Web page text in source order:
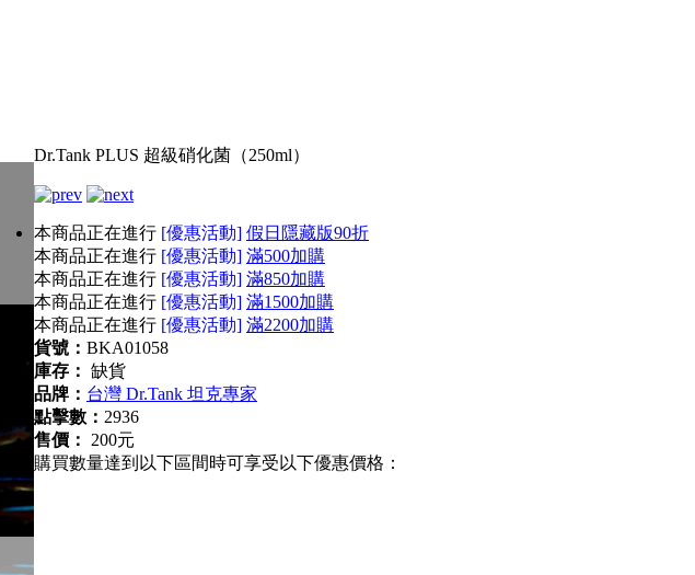
Dr.Tank PLUS 超級硝化菌（250ml）
本商品正在進行 [優惠活動] 假日隱藏版90折
本商品正在進行 [優惠活動] 滿500加購
本商品正在進行 [優惠活動] 滿850加購
本商品正在進行 [優惠活動] 滿1500加購
本商品正在進行 [優惠活動] 滿2200加購
貨號： BKA01058
庫存： 缺貨
品牌： 台灣 Dr.Tank 坦克專家
點擊數： 2936
售價：
200元
購買數量達到以下區間時可享受以下優惠價格：